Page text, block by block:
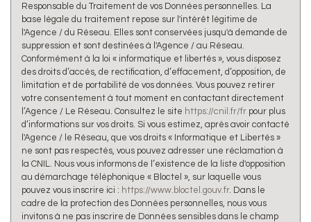
Responsable du Traitement de vos Données personnelles. La
base légale du traitement repose sur l'intérêt légitime de
l'Agence / du Réseau. Elles sont conservées jusqu'à demande de
suppression et sont destinées à l'Agence / au Réseau.
Conformément à la loi « informatique et libertés », vous disposez
des droits d’accès, de rectification, d’effacement, d’opposition, de
limitation et de portabilité de vos données. Vous pouvez retirer
votre consentement à tout moment en contactant directement
l’Agence / Le Réseau. Consultez le site https://cnil.fr/fr pour plus
d’informations sur vos droits. Si vous estimez, après avoir contacté
l'Agence / le Réseau, que vos droits « Informatique et Libertés »
ne sont pas respectés, vous pouvez adresser une réclamation à
la CNIL. Nous vous informons de l’existence de la liste d'opposition
au démarchage téléphonique « Bloctel », sur laquelle vous
pouvez vous inscrire ici : https://www.bloctel.gouv.fr. Dans le
cadre de la protection des Données personnelles, nous vous
invitons à ne pas inscrire de Données sensibles dans le champ